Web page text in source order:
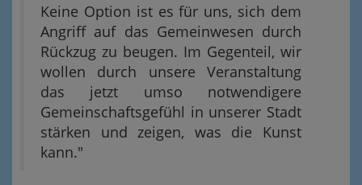
Keine Option ist es für uns, sich dem
Angriff auf das Gemeinwesen durch
Rückzug zu beugen. Im Gegenteil, wir
wollen durch unsere Veranstaltung
das jetzt umso notwendigere
Gemeinschaftsgefühl in unserer Stadt
stärken und zeigen, was die Kunst
kann."